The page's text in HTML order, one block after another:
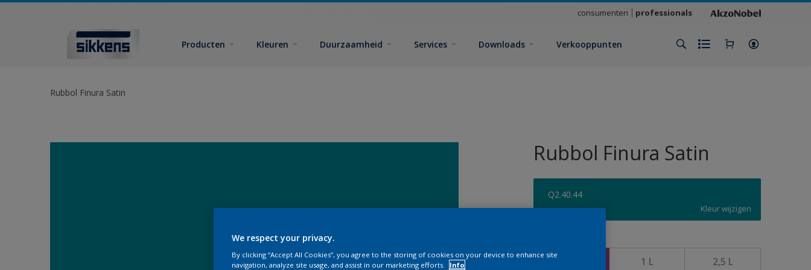
consumenten professionals
Producten Kleuren Duurzaamheid Services Downloads Verkooppunten
Rubbol Finura Satin
Rubbol Finura Satin
Q2.40.44
Kleur wijzigen
500 ML 1 L 2,5 L
We respect your privacy.
By clicking “Accept All Cookies”, you agree to the storing of cookies on your device to enhance site
navigation, analyze site usage, and assist in our marketing efforts.
Info